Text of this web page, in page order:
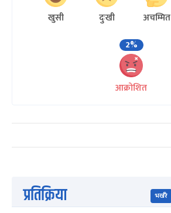
खुसी दुःखी अचम्मित
2%
आक्रोशित
प्रतिक्रिया भर्खरै